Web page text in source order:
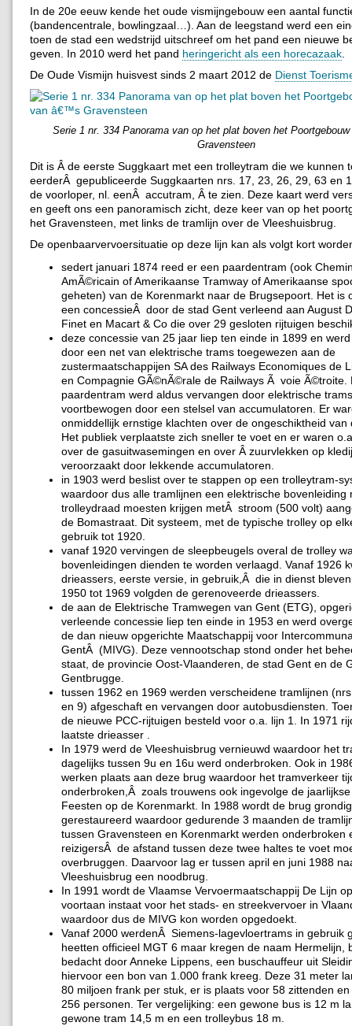
In de 20e eeuw kende het oude vismijngebouw een aantal
(bandencentrale, bowlingzaal…). Aan de leegstand werd een
toen de stad een wedstrijd uitschreef om het pand een nieuwe
geven. In 2010 werd het pand heringericht als een horecazaak
De Oude Vismijn huisvest sinds 2 maart 2012 de Dienst
Serie 1 nr. 334 Panorama van op het plat boven het
Gravensteen
Dit is Â de eerste Suggkaart met een trolleytram die we kunnen
eerderÂ gepubliceerde Suggkaarten nrs. 17, 23, 26, 29, 63 en
de voorloper, nl. eenÂ accutram, Â te zien. Deze kaart werd
en geeft ons een panoramisch zicht, deze keer van op het
het Gravensteen, met links de tramlijn over de Vleeshuisbrug.
De openbaarvervoersituatie op deze lijn kan als volgt kort
sedert januari 1874 reed er een paardentram (ook
AmÃ©ricain of Amerikaanse Tramway of Amerikaanse
geheten) van de Korenmarkt naar de Brugsepoort. Het is
een concessieÂ door de stad Gent verleend aan August
Finet en Macart & Co die over 29 gesloten rijtuigen
deze concessie van 25 jaar liep ten einde in 1899 en
door een net van elektrische trams toegewezen aan de
zustermaatschappijen SA des Railways Economiques de
en Compagnie GÃ©nÃ©rale de Railways Ã voie Ã©troite.
paardentram werd aldus vervangen door elektrische trams
voortbewogen door een stelsel van accumulatoren. Er
onmiddellijk ernstige klachten over de ongeschiktheid van
Het publiek verplaatste zich sneller te voet en er waren
over de gasuitwasemingen en over Â zuurvlekken op
veroorzaakt door lekkende accumulatoren.
in 1903 werd beslist over te stappen op een trolleytram-
waardoor dus alle tramlijnen een elektrische bovenleiding
trolleydraad moesten krijgen metÂ stroom (500 volt)
de Bomastraat. Dit systeem, met de typische trolley op
gebruik tot 1920.
vanaf 1920 vervingen de sleepbeugels overal de trolley
bovenleidingen dienden te worden verlaagd. Vanaf 1926
drieassers, eerste versie, in gebruik,Â die in dienst
1950 tot 1969 volgden de gerenoveerde drieassers.
de aan de Elektrische Tramwegen van Gent (ETG),
verleende concessie liep ten einde in 1953 en werd
de dan nieuw opgerichte Maatschappij voor
GentÂ (MIVG). Deze vennootschap stond onder het
staat, de provincie Oost-Vlaanderen, de stad Gent en de
Gentbrugge.
tussen 1962 en 1969 werden verscheidene tramlijnen
en 9) afgeschaft en vervangen door autobusdiensten.
de nieuwe PCC-rijtuigen besteld voor o.a. lijn 1. In 1971
laatste drieasser .
In 1979 werd de Vleeshuisbrug vernieuwd waardoor het
dagelijks tussen 9u en 16u werd onderbroken. Ook in
werken plaats aan deze brug waardoor het tramverkeer
onderbroken,Â zoals trouwens ook ingevolge de
Feesten op de Korenmarkt. In 1988 wordt de brug grondig
gerestaureerd waardoor gedurende 3 maanden de
tussen Gravensteen en Korenmarkt werden onderbroken
reizigersÂ de afstand tussen deze twee haltes te voet
overbruggen. Daarvoor lag er tussen april en juni 1988
Vleeshuisbrug een noodbrug.
In 1991 wordt de Vlaamse Vervoermaatschappij De Lijn
voortaan instaat voor het stads- en streekvervoer in
waardoor dus de MIVG kon worden opgedoekt.
Vanaf 2000 werdenÂ Siemens-lagevloertrams in gebruik
heetten officieel MGT 6 maar kregen de naam Hermelijn,
bedacht door Anneke Lippens, een buschauffeur uit
hiervoor een bon van 1.000 frank kreeg. Deze 31 meter
80 miljoen frank per stuk, er is plaats voor 58 zittenden
256 personen. Ter vergelijking: een gewone bus is 12 m
gewone tram 14,5 m en een trolleybus 18 m.